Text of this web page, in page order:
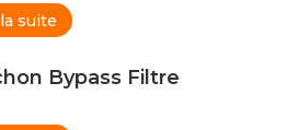
suite
Bypass Filtre